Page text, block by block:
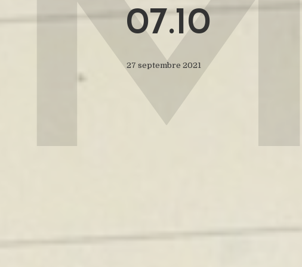
07.10
27 septembre 2021